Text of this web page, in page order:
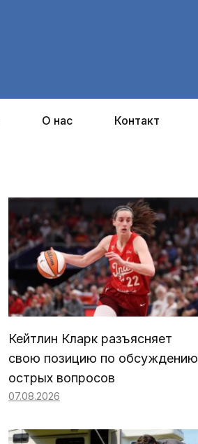
О нас Контакт
Кейтлин Кларк разъясняет
свою позицию по обсуждению
острых вопросов
07.08.2026